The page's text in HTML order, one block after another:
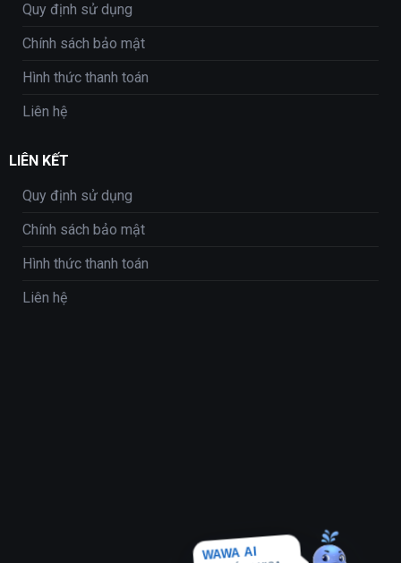
WAWA AI
Quy định sử dụng
Chính sách bảo mật
Hình thức thanh toán
Liên hệ
LIÊN KẾT
Quy định sử dụng
Chính sách bảo mật
Hình thức thanh toán
Liên hệ